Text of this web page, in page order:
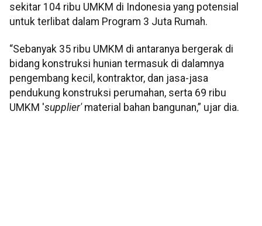
sekitar 104 ribu UMKM di Indonesia yang potensial
untuk terlibat dalam Program 3 Juta Rumah.
“Sebanyak 35 ribu UMKM di antaranya bergerak di
bidang konstruksi hunian termasuk di dalamnya
pengembang kecil, kontraktor, dan jasa-jasa
pendukung konstruksi perumahan, serta 69 ribu
UMKM 'supplier'material bahan bangunan,” ujar dia.